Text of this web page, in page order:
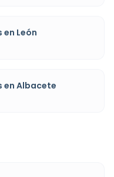
en León
en Albacete